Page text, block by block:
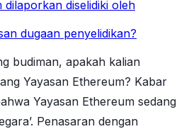
dilaporkan diselidiki oleh
dugaan penyelidikan?
budiman, apakah kalian
Yayasan Ethereum? Kabar
Yayasan Ethereum sedang
Penasaran dengan